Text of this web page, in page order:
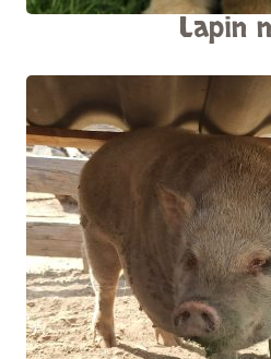
Lapin